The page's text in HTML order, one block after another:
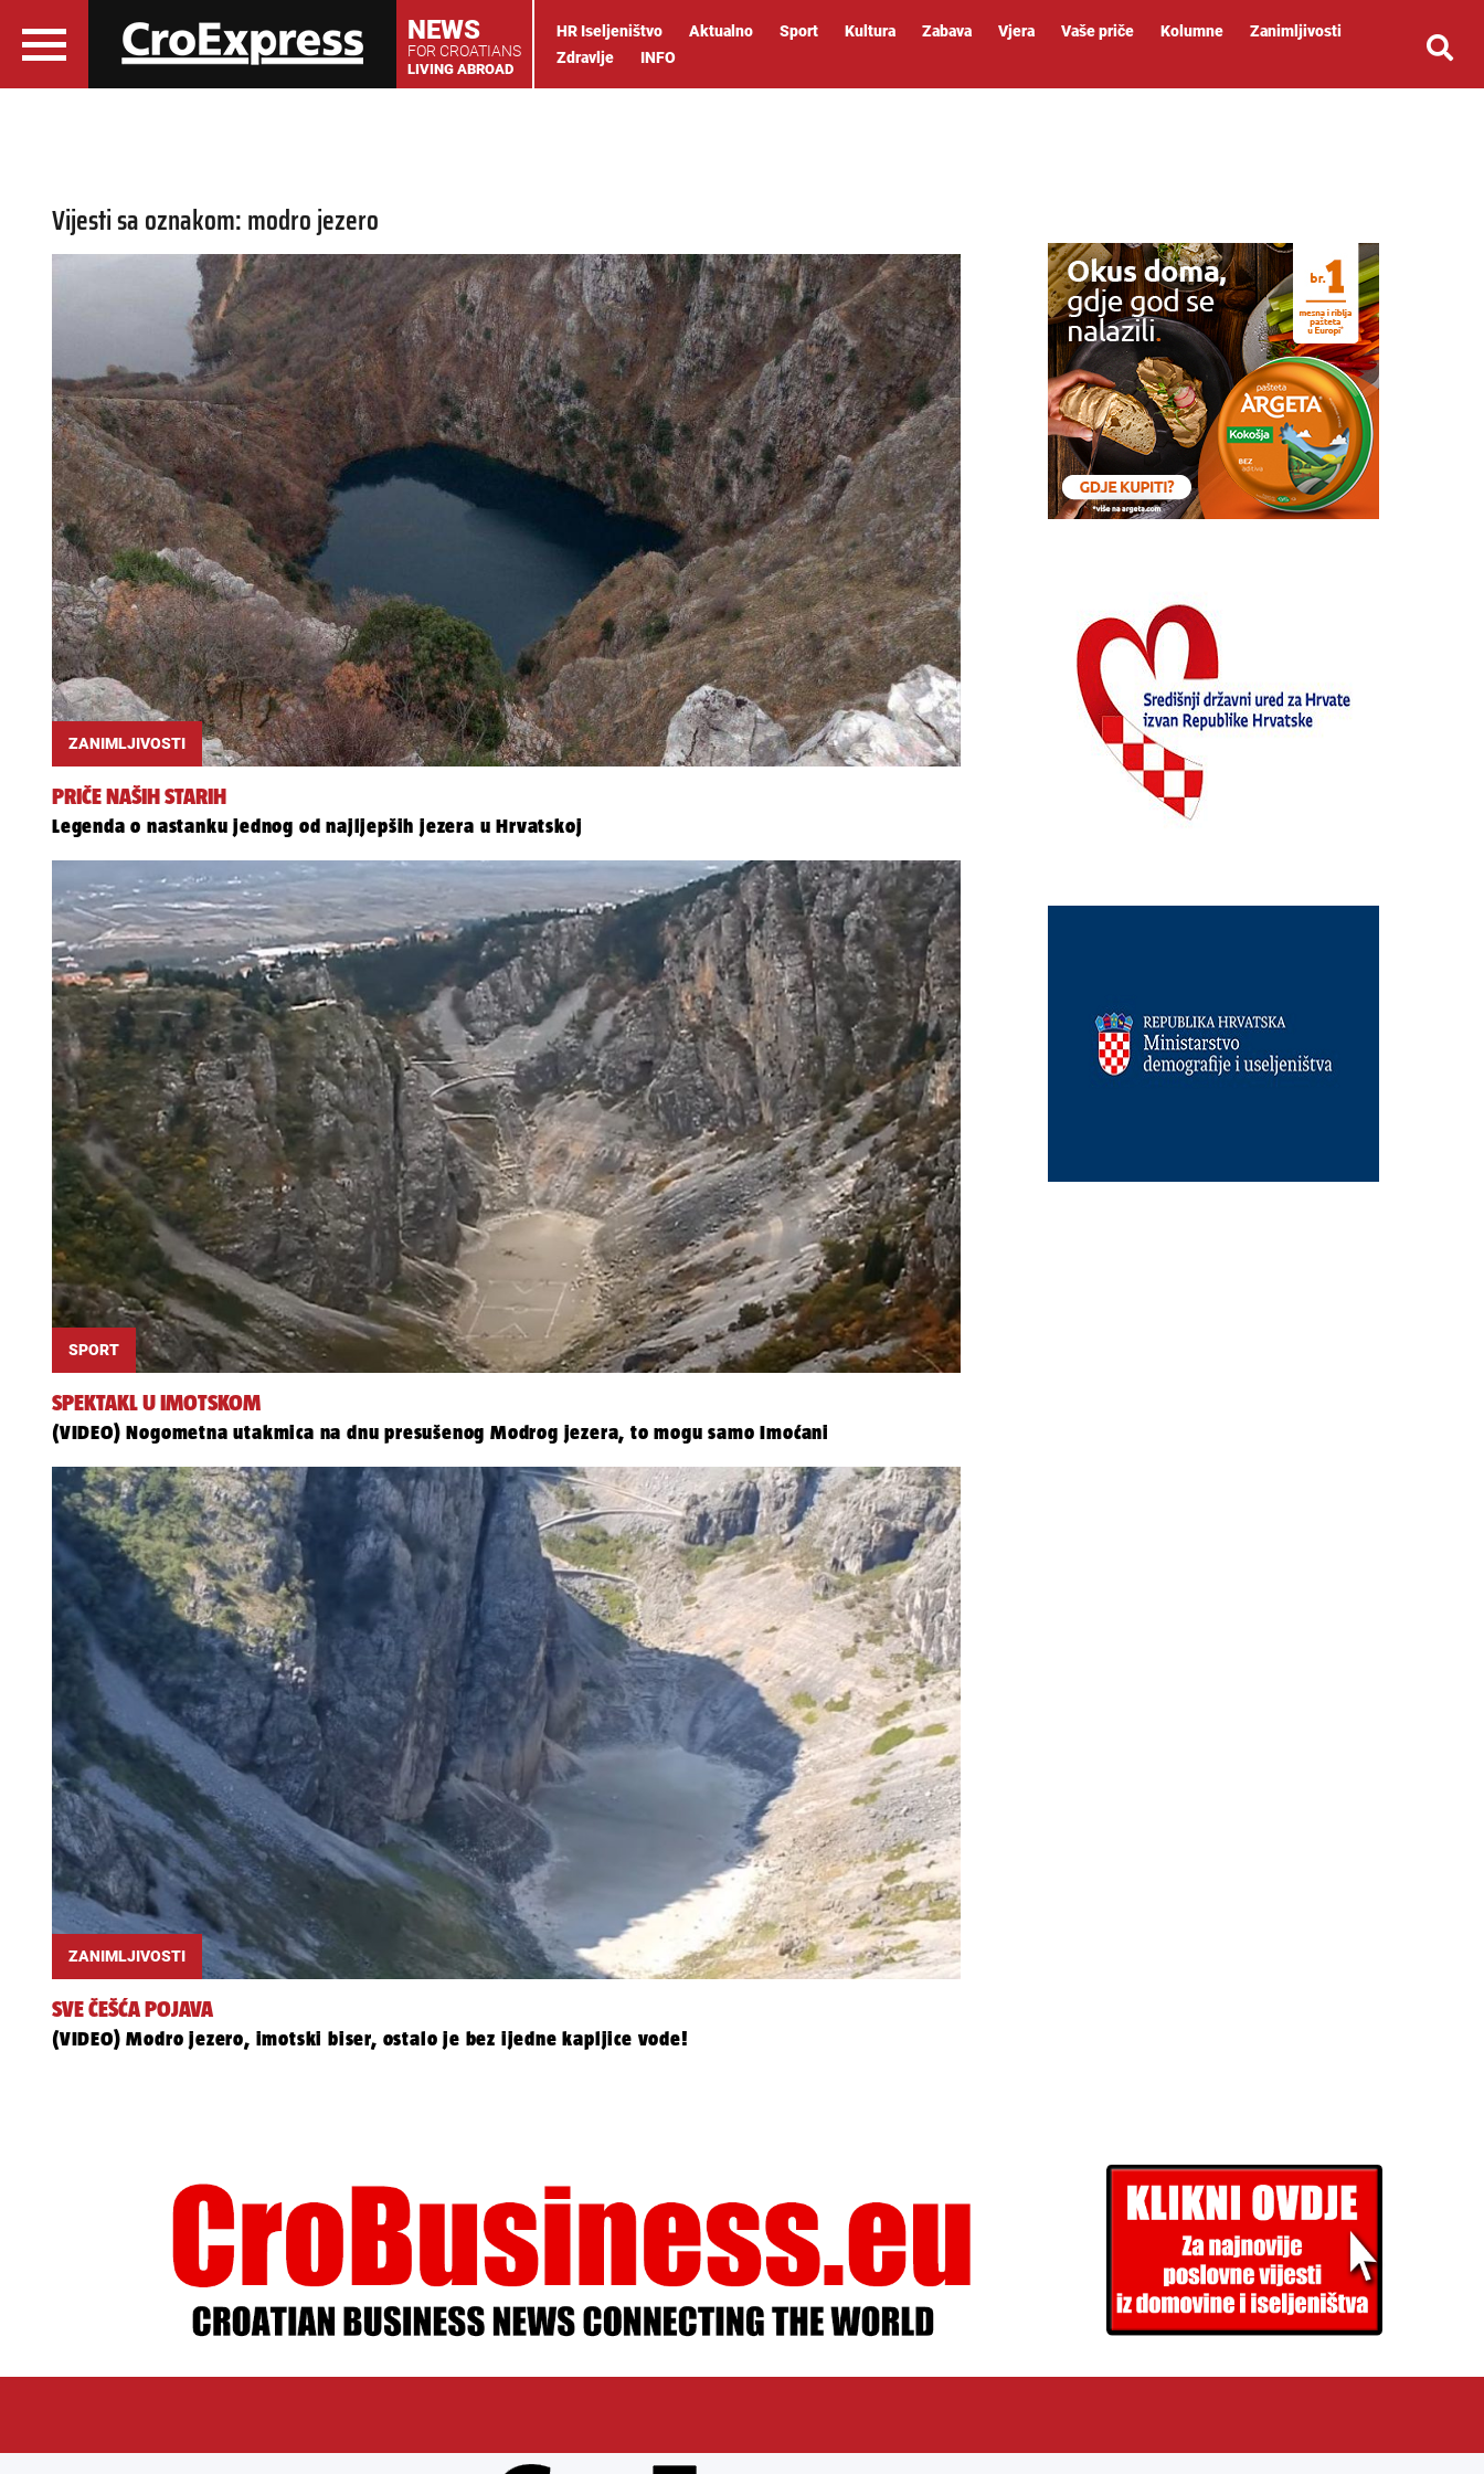
NEWS
FOR CROATIANS
LIVING ABROAD
HR Iseljeništvo Aktualno Sport Kultura Zabava Vjera Vaše priče Kolumne
Zanimljivosti
Zdravlje
INFO
Vijesti sa oznakom: modro jezero
ZANIMLJIVOSTI
PRIČE NAŠIH STARIH
Legenda o nastanku jednog od najljepših jezera u Hrvatskoj
SPORT
SPEKTAKL U IMOTSKOM
(VIDEO) Nogometna utakmica na dnu presušenog Modrog jezera, to mogu samo Imoćani
ZANIMLJIVOSTI
SVE ČEŠĆA POJAVA
(VIDEO) Modro jezero, imotski biser, ostalo je bez ijedne kapljice vode!